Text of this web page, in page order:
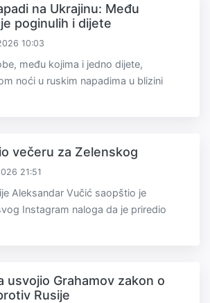
na Ukrajinu: Među
poginulih i dijete
10:03
među kojima i jedno dijete,
noći u ruskim napadima u blizini
večeru za Zelenskog
21:51
Aleksandar Vučić saopštio je
Instagram naloga da je priredio
usvojio Grahamov zakon o
Rusije